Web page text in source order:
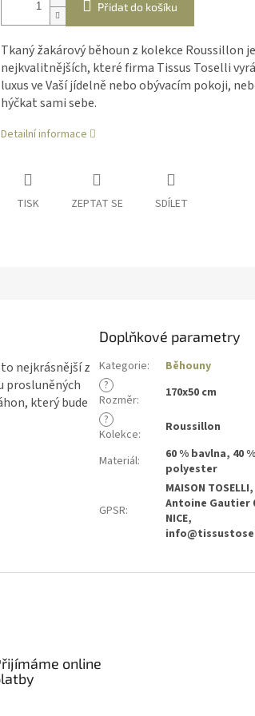
Přidat do košíku
Tkaný žakárový běhoun z kolekce Roussillon
nejkvalitnějších, které firma Tissus Toselli
luxus ve Vaší jídelně nebo obývacím pokoji,
hýčkat sami sebe.
Detailní informace
TISK ZEPTAT SE SDÍLET
nejkrásnější z
prosluněných
který bude
Doplňkové parametry
Kategorie:
Běhouny
?
Rozměr:
170x50 cm
?
Kolekce: Roussillon
Materiál:
60 % bavlna, 40 %
polyester
GPSR:
MAISON
Antoine Gautier
NICE,
online